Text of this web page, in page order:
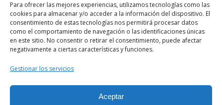
Para ofrecer las mejores experiencias, utilizamos tecnologías como las
cookies para almacenar y/o acceder a la información del dispositivo. El
consentimiento de estas tecnologías nos permitirá procesar datos
como el comportamiento de navegación o las identificaciones únicas
en este sitio. No consentir o retirar el consentimiento, puede afectar
negativamente a ciertas características y funciones.
Gestionar los servicios
Aceptar
Política de Privacidad
Politica de Cookies